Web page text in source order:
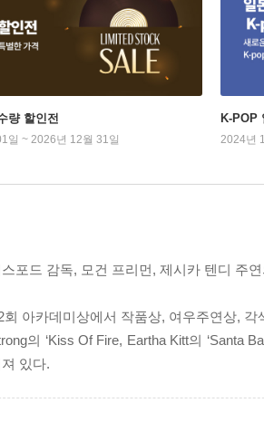
량 할인전
일 ~ 2026년 12월 31일
K-POP
2024년
포드 감독, 모건 프리먼, 제시카 텐디 주
회 아카데미상에서 작품상, 여우주연상,
의 ‘Kiss Of Fire, Eartha Kitt의 ‘Santa
있다.